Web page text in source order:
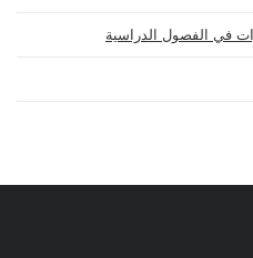
في الفصول الدراسية